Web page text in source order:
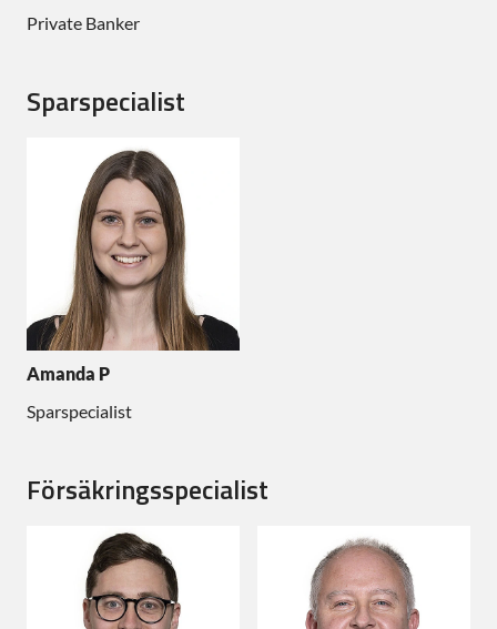
Private Banker
Sparspecialist
Amanda P
Sparspecialist
Försäkringsspecialist